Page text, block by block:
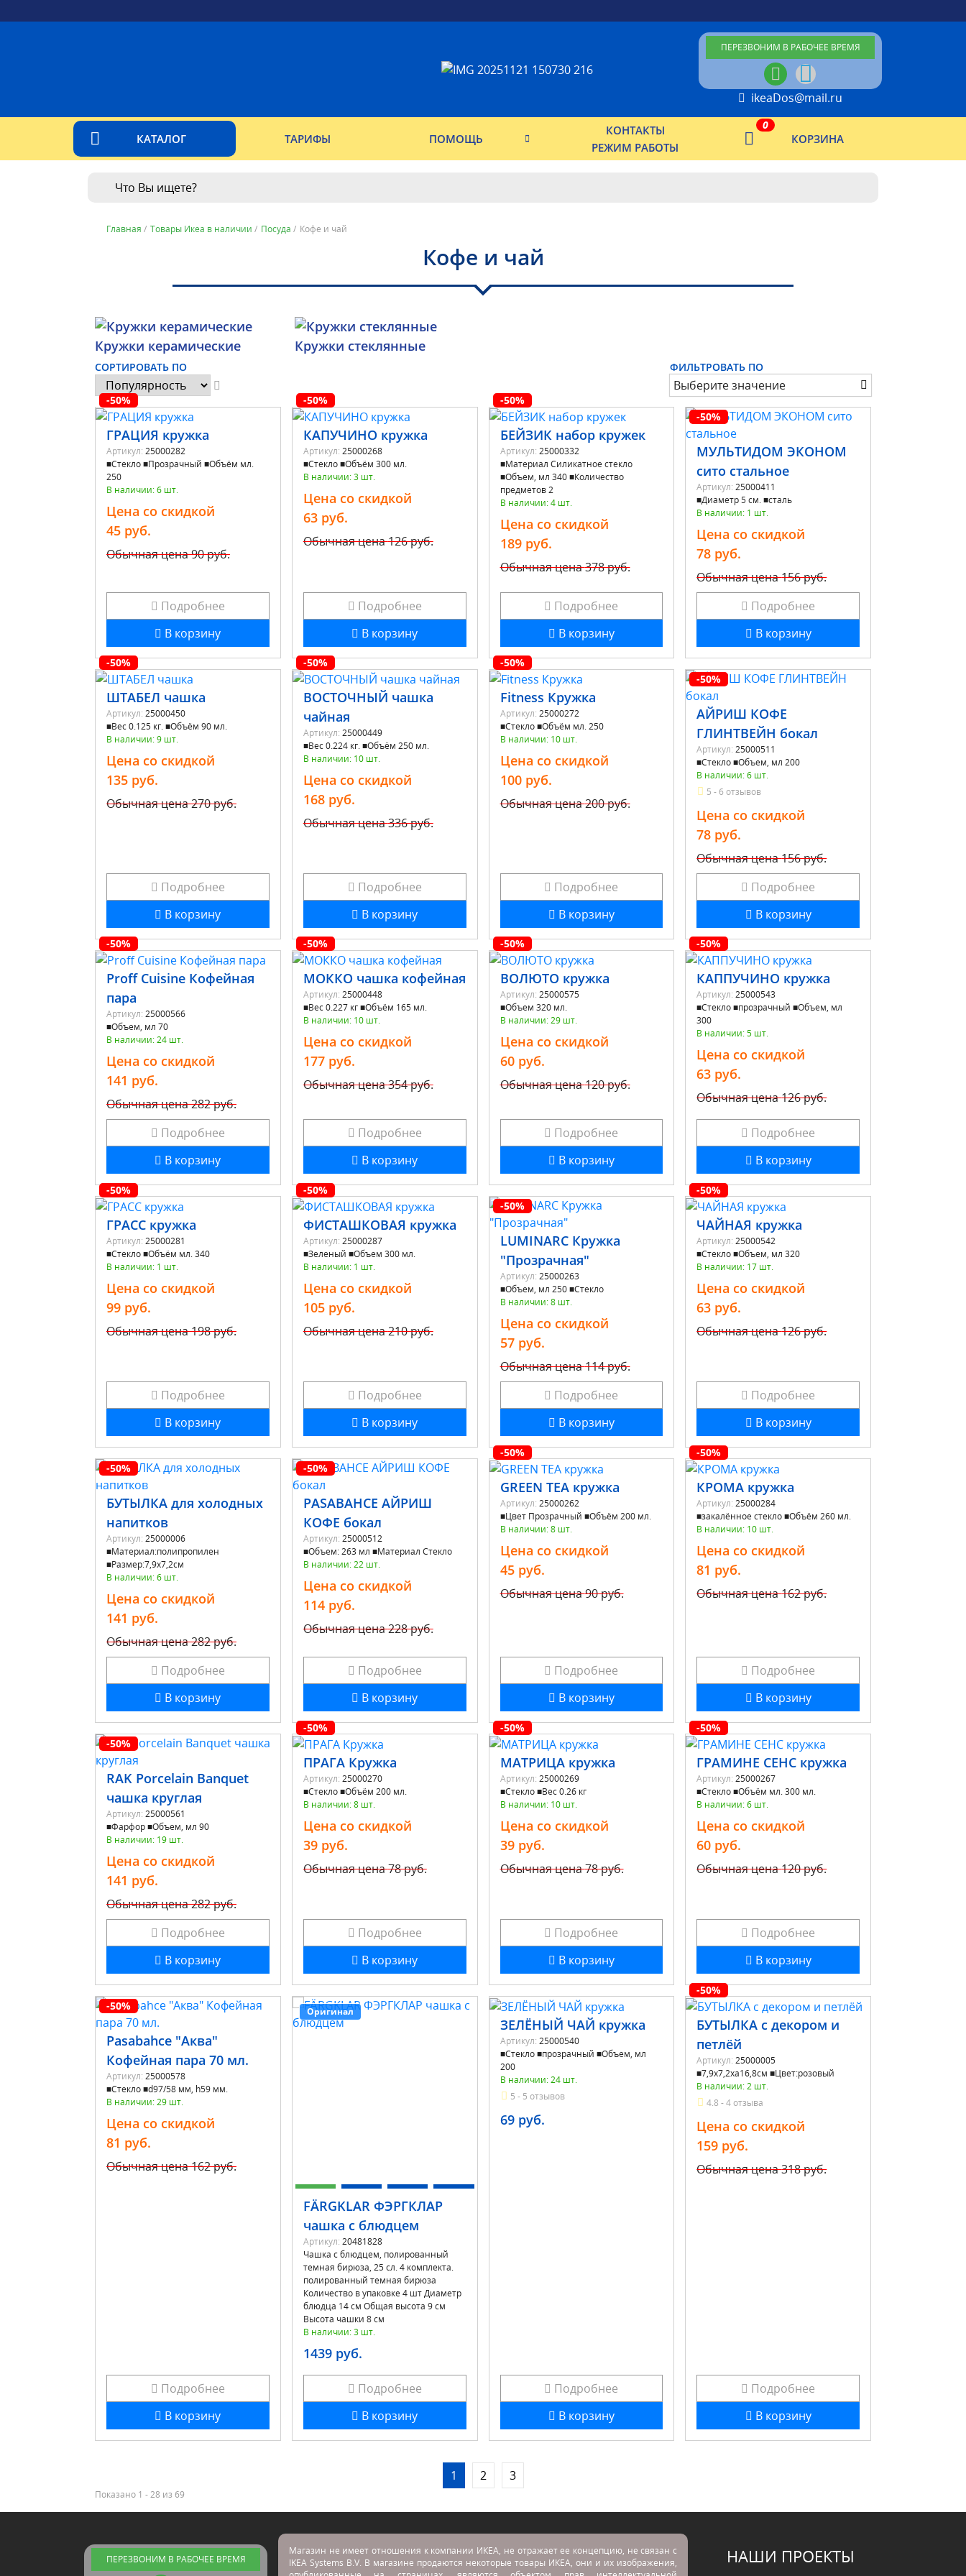
ПЕРЕЗВОНИМ В РАБОЧЕЕ ВРЕМЯ
ikeaDos@mail.ru
КАТАЛОГ ТАРИФЫ ПОМОЩЬ
КОНТАКТЫ
РЕЖИМ РАБОТЫ
КОРЗИНА
0
Главная / Товары Икеа в наличии / Посуда / Кофе и чай
Кофе и чай
Кружки керамические Кружки стеклянные
СОРТИРОВАТЬ ПО ФИЛЬТРОВАТЬ ПО
Выберите значение
-50%
ГРАЦИЯ кружка
Артикул: 25000282
■Стекло ■Прозрачный ■Объём мл.
250
В наличии: 6 шт.
Цена со скидкой
45 руб.
Обычная цена90 руб.
Подробнее
В корзину
-50%
КАПУЧИНО кружка
Артикул: 25000268
■Стекло ■Объём 300 мл.
В наличии: 3 шт.
Цена со скидкой
63 руб.
Обычная цена126 руб.
Подробнее
В корзину
-50%
БЕЙЗИК набор кружек
Артикул: 25000332
■Материал Силикатное стекло
■Объем, мл 340 ■Количество
предметов 2
В наличии: 4 шт.
Цена со скидкой
189 руб.
Обычная цена378 руб.
Подробнее
В корзину
-50%
МУЛЬТИДОМ ЭКОНОМ
сито стальное
Артикул: 25000411
■Диаметр 5 см. ■сталь
В наличии: 1 шт.
Цена со скидкой
78 руб.
Обычная цена156 руб.
Подробнее
В корзину
-50%
ШТАБЕЛ чашка
Артикул: 25000450
■Вес 0.125 кг. ■Объём 90 мл.
В наличии: 9 шт.
Цена со скидкой
135 руб.
Обычная цена270 руб.
Подробнее
В корзину
-50%
ВОСТОЧНЫЙ чашка
чайная
Артикул: 25000449
■Вес 0.224 кг. ■Объём 250 мл.
В наличии: 10 шт.
Цена со скидкой
168 руб.
Обычная цена336 руб.
Подробнее
В корзину
-50%
Fitness Кружка
Артикул: 25000272
■Стекло ■Объём мл. 250
В наличии: 10 шт.
Цена со скидкой
100 руб.
Обычная цена200 руб.
Подробнее
В корзину
-50%
АЙРИШ КОФЕ
ГЛИНТВЕЙН бокал
Артикул: 25000511
■Стекло ■Объем, мл 200
В наличии: 6 шт.
5 - 6 отзывов
Цена со скидкой
78 руб.
Обычная цена156 руб.
Подробнее
В корзину
-50%
Proff Cuisine Кофейная
пара
Артикул: 25000566
■Объем, мл 70
В наличии: 24 шт.
Цена со скидкой
141 руб.
Обычная цена282 руб.
Подробнее
В корзину
-50%
МОККО чашка кофейная
Артикул: 25000448
■Вес 0.227 кг ■Объём 165 мл.
В наличии: 10 шт.
Цена со скидкой
177 руб.
Обычная цена354 руб.
Подробнее
В корзину
-50%
ВОЛЮТО кружка
Артикул: 25000575
■Объем 320 мл.
В наличии: 29 шт.
Цена со скидкой
60 руб.
Обычная цена120 руб.
Подробнее
В корзину
-50%
КАППУЧИНО кружка
Артикул: 25000543
■Стекло ■прозрачный ■Объем, мл
300
В наличии: 5 шт.
Цена со скидкой
63 руб.
Обычная цена126 руб.
Подробнее
В корзину
-50%
ГРАСС кружка
Артикул: 25000281
■Стекло ■Объём мл. 340
В наличии: 1 шт.
Цена со скидкой
99 руб.
Обычная цена198 руб.
Подробнее
В корзину
-50%
ФИСТАШКОВАЯ кружка
Артикул: 25000287
■Зеленый ■Объем 300 мл.
В наличии: 1 шт.
Цена со скидкой
105 руб.
Обычная цена210 руб.
Подробнее
В корзину
-50%
LUMINARC Кружка
"Прозрачная"
Артикул: 25000263
■Объем, мл 250 ■Стекло
В наличии: 8 шт.
Цена со скидкой
57 руб.
Обычная цена114 руб.
Подробнее
В корзину
-50%
ЧАЙНАЯ кружка
Артикул: 25000542
■Стекло ■Объем, мл 320
В наличии: 17 шт.
Цена со скидкой
63 руб.
Обычная цена126 руб.
Подробнее
В корзину
-50%
БУТЫЛКА для холодных
напитков
Артикул: 25000006
■Материал:полипропилен
■Размер:7,9x7,2см
В наличии: 6 шт.
Цена со скидкой
141 руб.
Обычная цена282 руб.
Подробнее
В корзину
-50%
PASABAHCE АЙРИШ
КОФЕ бокал
Артикул: 25000512
■Объем: 263 мл ■Материал Стекло
В наличии: 22 шт.
Цена со скидкой
114 руб.
Обычная цена228 руб.
Подробнее
В корзину
-50%
GREEN TEA кружка
Артикул: 25000262
■Цвет Прозрачный ■Объём 200 мл.
В наличии: 8 шт.
Цена со скидкой
45 руб.
Обычная цена90 руб.
Подробнее
В корзину
-50%
КРОМА кружка
Артикул: 25000284
■закалённое стекло ■Объём 260 мл.
В наличии: 10 шт.
Цена со скидкой
81 руб.
Обычная цена162 руб.
Подробнее
В корзину
-50%
RAK Porcelain Banquet
чашка круглая
Артикул: 25000561
■Фарфор ■Объем, мл 90
В наличии: 19 шт.
Цена со скидкой
141 руб.
Обычная цена282 руб.
Подробнее
В корзину
-50%
ПРАГА Кружка
Артикул: 25000270
■Стекло ■Объём 200 мл.
В наличии: 8 шт.
Цена со скидкой
39 руб.
Обычная цена78 руб.
Подробнее
В корзину
-50%
МАТРИЦА кружка
Артикул: 25000269
■Стекло ■Вес 0.26 кг
В наличии: 10 шт.
Цена со скидкой
39 руб.
Обычная цена78 руб.
Подробнее
В корзину
-50%
ГРАМИНЕ СЕНС кружка
Артикул: 25000267
■Стекло ■Объём мл. 300 мл.
В наличии: 6 шт.
Цена со скидкой
60 руб.
Обычная цена120 руб.
Подробнее
В корзину
-50%
Pasabahce "Аква"
Кофейная пара 70 мл.
Артикул: 25000578
■Стекло ■d97/58 мм, h59 мм.
В наличии: 29 шт.
Цена со скидкой
81 руб.
Обычная цена162 руб.
Подробнее
В корзину
Оригинал
FÄRGKLAR ФЭРГКЛАР
чашка с блюдцем
Артикул: 20481828
Чашка с блюдцем, полированный
темная бирюза, 25 сл. 4 комплекта.
полированный темная бирюза
Количество в упаковке 4 шт Диаметр
блюдца 14 см Общая высота 9 см
Высота чашки 8 см
В наличии: 3 шт.
1439 руб.
Подробнее
В корзину
ЗЕЛЁНЫЙ ЧАЙ кружка
Артикул: 25000540
■Стекло ■прозрачный ■Объем, мл
200
В наличии: 24 шт.
5 - 5 отзывов
69 руб.
Подробнее
В корзину
-50%
БУТЫЛКА с декором и
петлёй
Артикул: 25000005
■7,9x7,2xа16,8см ■Цвет:розовый
В наличии: 2 шт.
4.8 - 4 отзыва
Цена со скидкой
159 руб.
Обычная цена318 руб.
Подробнее
В корзину
1 2 3
Показано 1 - 28 из 69
ПЕРЕЗВОНИМ В РАБОЧЕЕ ВРЕМЯ
Магазин не имеет отношения к компании ИКЕА, не отражает ее концепцию, не связан с
IKEA Systems B.V. В магазине продаются некоторые товары ИКЕА, они и их изображения,
НАШИ ПРОЕКТЫ